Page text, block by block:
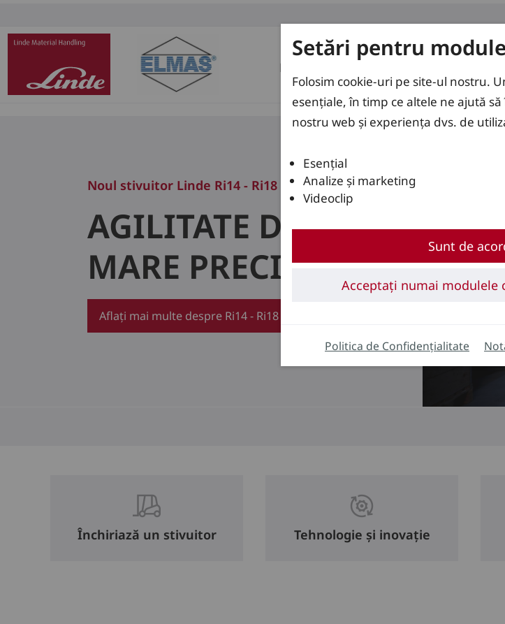
Produse
Noul stivuitor Linde Ri14 - Ri18
AGILITATE DE
MARE PRECIZIE.
Aflați mai multe despre Ri14 - Ri18
Închiriază un stivuitor Tehnologie și inovație
Setări pentru
Folosim cookie-uri pe site-ul nostru.
esențiale, în timp ce altele ne ajută
nostru web și experiența dvs. de
Esențial
Analize și marketing
Videoclip
Sunt de
Acceptați numai modulele
Politica de Confidențialitate